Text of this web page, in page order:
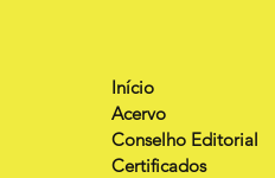
Início
Acervo
Conselho Editorial
Certificados